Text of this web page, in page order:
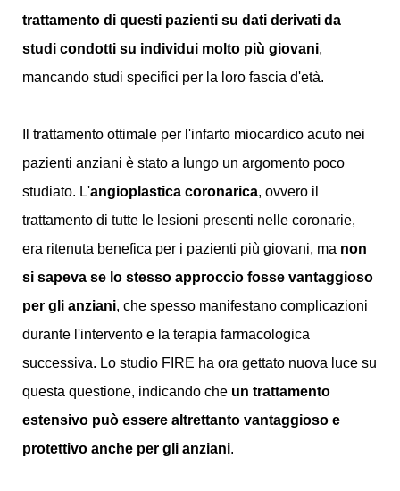
trattamento di questi pazienti su dati derivati da
studi condotti su individui molto più giovani,
mancando studi specifici per la loro fascia d'età.
Il trattamento ottimale per l'infarto miocardico acuto nei
pazienti anziani è stato a lungo un argomento poco
studiato. L'angioplastica coronarica, ovvero il
trattamento di tutte le lesioni presenti nelle coronarie,
era ritenuta benefica per i pazienti più giovani, ma non
si sapeva se lo stesso approccio fosse vantaggioso
per gli anziani, che spesso manifestano complicazioni
durante l'intervento e la terapia farmacologica
successiva. Lo studio FIRE ha ora gettato nuova luce su
questa questione, indicando che un trattamento
estensivo può essere altrettanto vantaggioso e
protettivo anche per gli anziani.